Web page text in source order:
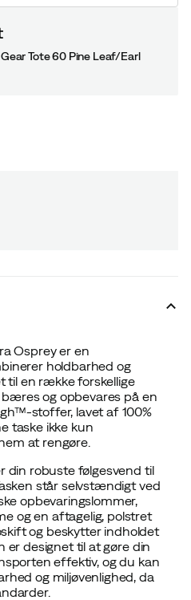
Tote 60 Pine Leaf/Earl
Osprey er en
holdbarhed og
til en række forskellige
og opbevares på en
stoffer, lavet af 100%
taske ikke kun
at rengøre.
din robuste følgesvend til
står selvstændigt ved
opbevaringslommer,
og en aftagelig, polstret
og beskytter indholdet
er designet til at gøre din
effektiv, og du kan
og miljøvenlighed, da